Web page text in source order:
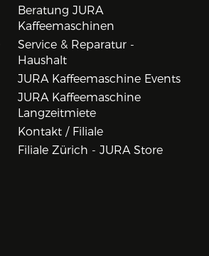
Beratung JURA
Kaffeemaschinen
Service & Reparatur -
Haushalt
JURA Kaffeemaschine Events
JURA Kaffeemaschine
Langzeitmiete
Kontakt / Filiale
Filiale Zürich - JURA Store